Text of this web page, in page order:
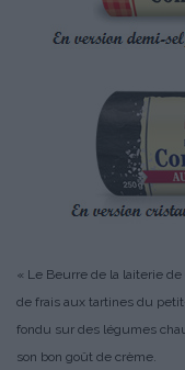
« Le Beurre de la laiterie
de frais aux tartines du
fondu sur des légumes
son bon goût de crème.